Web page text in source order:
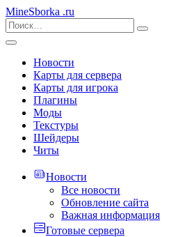
MineSborka .ru
Новости
Карты для сервера
Карты для игрока
Плагины
Моды
Текстуры
Шейдеры
Читы
Новости
Все новости
Обновление сайта
Важная информация
Готовые сервера